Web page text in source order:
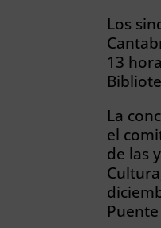
Los
13
La
el
de las